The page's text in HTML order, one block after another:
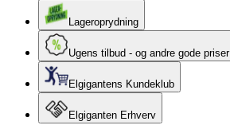
Lageroprydning
Ugens tilbud - og andre gode priser
Elgigantens Kundeklub
Elgiganten Erhverv